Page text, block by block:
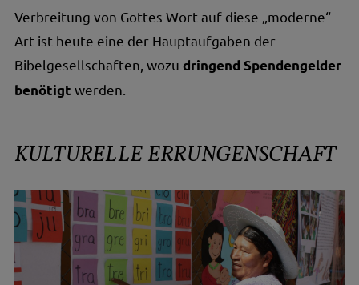
Verbreitung von Gottes Wort auf diese „moderne“
Art ist heute eine der Hauptaufgaben der
Bibelgesellschaften, wozu dringend Spenden­gelder
benötigt werden.
KULTURELLE ERRUNGENSCHAFT